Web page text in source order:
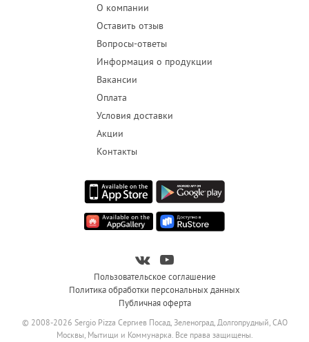
О компании
Оставить отзыв
Вопросы-ответы
Информация о продукции
Вакансии
Оплата
Условия доставки
Акции
Контакты
Пользовательское соглашение
Политика обработки персональных данных
Публичная оферта
© 2008-2026 Sergio Pizza Сергиев Посад, Зеленоград, Долгопрудный, САО
Москвы, Мытищи и Коммунарка. Все права защищены.